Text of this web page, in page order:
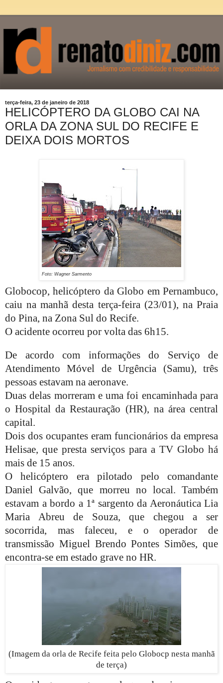
terça-feira, 23 de janeiro de 2018
HELICÓPTERO DA GLOBO CAI NA
ORLA DA ZONA SUL DO RECIFE E
DEIXA DOIS MORTOS
Foto: Wagner Sarmento
Globocop, helicóptero da Globo em Pernambuco,
caiu na manhã desta terça-feira (23/01), na Praia
do Pina, na Zona Sul do Recife.
O acidente ocorreu por volta das 6h15.
De acordo com informações do Serviço de
Atendimento Móvel de Urgência (Samu), três
pessoas estavam na aeronave.
Duas delas morreram e uma foi encaminhada para
o Hospital da Restauração (HR), na área central
capital.
Dois dos ocupantes eram funcionários da empresa
Helisae, que presta serviços para a TV Globo há
mais de 15 anos.
O helicóptero era pilotado pelo comandante
Daniel Galvão, que morreu no local. Também
estavam a bordo a 1ª sargento da Aeronáutica Lia
Maria Abreu de Souza, que chegou a ser
socorrida, mas faleceu, e o operador de
transmissão Miguel Brendo Pontes Simões, que
encontra-se em estado grave no HR.
(Imagem da orla de Recife feita pelo Globocp nesta manhã
de terça)